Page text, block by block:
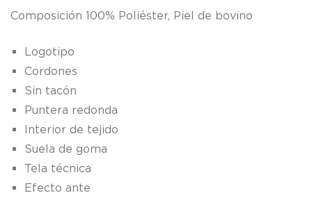
Composición 100% Poliéster, Piel de bovino
Logotipo
Cordones
Sin tacón
Puntera redonda
Interior de tejido
Suela de goma
Tela técnica
Efecto ante